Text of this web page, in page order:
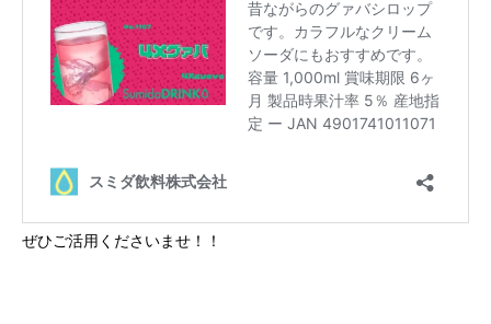
ぜひご活用くださいませ！！